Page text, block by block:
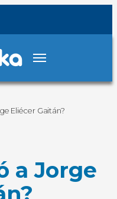
Eliécer Gaitán?
a Jorge